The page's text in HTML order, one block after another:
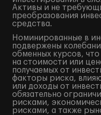
Активы и не
преобразования
средства.
Номинированные в
подвержены
обменных курсов, что
на стоимости или
получаемых от
факторы риска,
или доходы от
обязательно
рисками,
рисками, а также